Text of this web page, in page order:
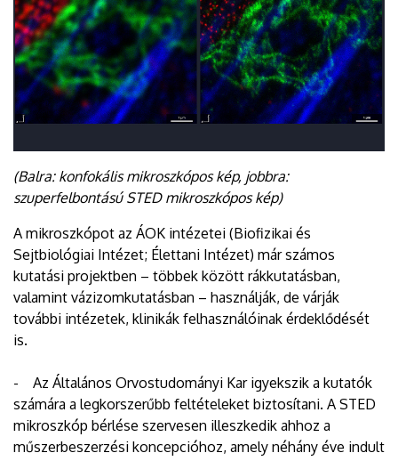
(Balra: konfokális mikroszkópos kép, jobbra:
szuperfelbontású STED mikroszkópos kép)
A mikroszkópot az ÁOK intézetei (Biofizikai és
Sejtbiológiai Intézet; Élettani Intézet) már számos
kutatási projektben – többek között rákkutatásban,
valamint vázizomkutatásban – használják, de várják
további intézetek, klinikák felhasználóinak érdeklődését
is.
- Az Általános Orvostudományi Kar igyekszik a kutatók
számára a legkorszerűbb feltételeket biztosítani. A STED
mikroszkóp bérlése szervesen illeszkedik ahhoz a
műszerbeszerzési koncepcióhoz, amely néhány éve indult